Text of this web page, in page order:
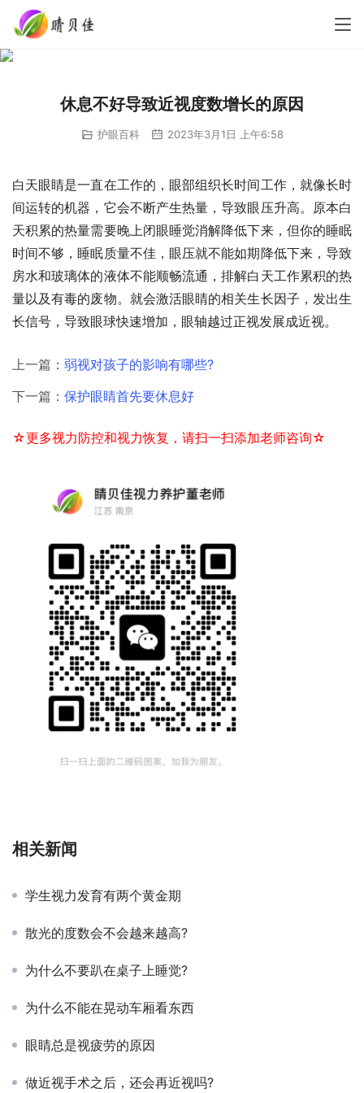
休息不好导致近视度数增长的原因
护眼百科 2023年3月1日 上午6:58
白天眼睛是一直在工作的，眼部组织长时间工作，就像长时
间运转的机器，它会不断产生热量，导致眼压升高。原本白
天积累的热量需要晚上闭眼睡觉消解降低下来，但你的睡眠
时间不够，睡眠质量不佳，眼压就不能如期降低下来，导致
房水和玻璃体的液体不能顺畅流通，排解白天工作累积的热
量以及有毒的废物。就会激活眼睛的相关生长因子，发出生
长信号，导致眼球快速增加，眼轴越过正视发展成近视。
上一篇： 弱视对孩子的影响有哪些?
下一篇： 保护眼睛首先要休息好
☆更多视力防控和视力恢复，请扫一扫添加老师咨询☆
相关新闻
学生视力发育有两个黄金期
散光的度数会不会越来越高?
为什么不要趴在桌子上睡觉?
为什么不能在晃动车厢看东西
眼睛总是视疲劳的原因
做近视手术之后，还会再近视吗?